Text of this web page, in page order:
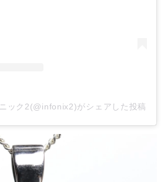
ック2(@infonix2)がシェアした投稿